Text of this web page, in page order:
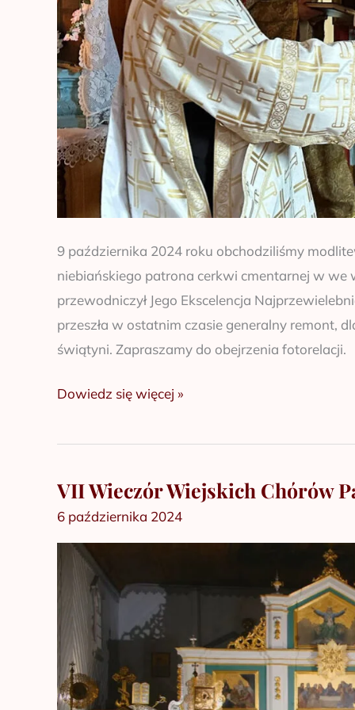
9 października 2024 roku obchodziliśmy
niebiańskiego patrona cerkwi cmentarnej w we
przewodniczył Jego Ekscelencja
przeszła w ostatnim czasie generalny remont,
świątyni. Zapraszamy do obejrzenia fotorelacji.
Dowiedz się więcej »
VII Wieczór Wiejskich Chórów
6 października 2024
VII
Wieczór
Wiejskich
Chórów
Parafialnych